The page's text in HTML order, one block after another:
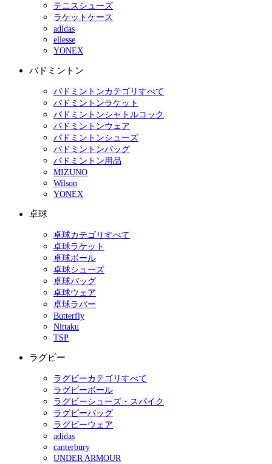
テニスシューズ
ラケットケース
adidas
ellesse
YONEX
バドミントン
バドミントンカテゴリすべて
バドミントンラケット
バドミントンシャトルコック
バドミントンウェア
バドミントンシューズ
バドミントンバッグ
バドミントン用品
MIZUNO
Wilson
YONEX
卓球
卓球カテゴリすべて
卓球ラケット
卓球ボール
卓球シューズ
卓球バッグ
卓球ウェア
卓球ラバー
Butterfly
Nittaku
TSP
ラグビー
ラグビーカテゴリすべて
ラグビーボール
ラグビーシューズ・スパイク
ラグビーバッグ
ラグビーウェア
adidas
canterbury
UNDER ARMOUR